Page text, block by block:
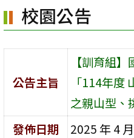
區
校園公告
公告主旨
【訓育組
「114年度
之親山型、
發佈日期
2025 年 4